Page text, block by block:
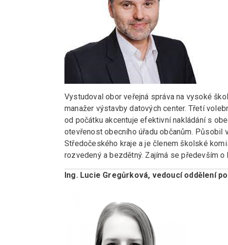
Vystudoval obor veřejná správa na vysoké
manažer výstavby datových center. Třetí
od počátku akcentuje efektivní nakládání s
otevřenost obecního úřadu občanům. Působil
Středočeského kraje a je členem školské
rozvedený a bezdětný. Zajímá se především
Ing. Lucie Gregůrková, vedoucí oddělení